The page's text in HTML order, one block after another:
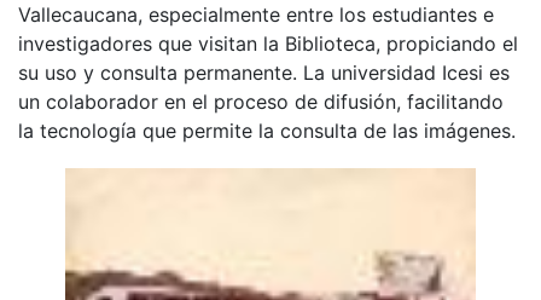
Vallecaucana, especialmente entre los estudiantes e
investigadores que visitan la Biblioteca, propiciando el
su uso y consulta permanente. La universidad Icesi es
un colaborador en el proceso de difusión, facilitando
la tecnología que permite la consulta de las imágenes.